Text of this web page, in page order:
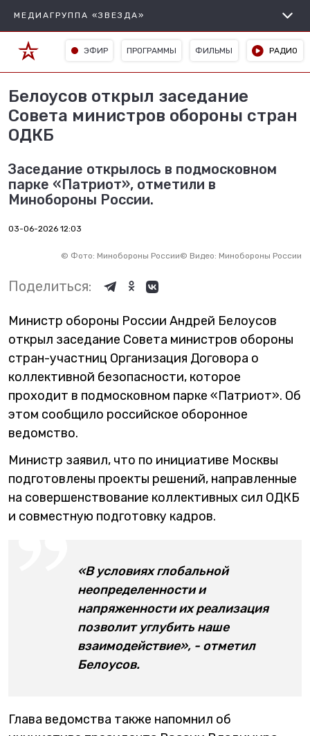
МЕДИАГРУППА «ЗВЕЗДА»
ЭФИР ПРОГРАММЫ ФИЛЬМЫ РАДИО
Белоусов открыл заседание
Совета министров обороны стран
ОДКБ
Заседание открылось в подмосковном
парке «Патриот», отметили в
Минобороны России.
03-06-2026 12:03
© Фото: Минобороны России© Видео: Минобороны России
Поделиться:
Министр обороны России Андрей Белоусов
открыл заседание Совета министров обороны
стран-участниц Организация Договора о
коллективной безопасности, которое
проходит в подмосковном парке «Патриот». Об
этом сообщило российское оборонное
ведомство.
Министр заявил, что по инициативе Москвы
подготовлены проекты решений, направленные
на совершенствование коллективных сил ОДКБ
и совместную подготовку кадров.
«В условиях глобальной
неопределенности и
напряженности их реализация
позволит углубить наше
взаимодействие», - отметил
Белоусов.
Глава ведомства также напомнил об